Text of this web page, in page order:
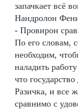
запачкает всё
Нандролон
- Провирон
По его словам,
необходим,
наладить
что
Разичка, и все
сравнимо с